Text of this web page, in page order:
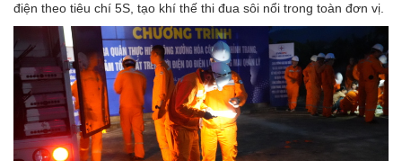
điện theo tiêu chí 5S, tạo khí thế thi đua sôi nổi trong toàn đơn vị.